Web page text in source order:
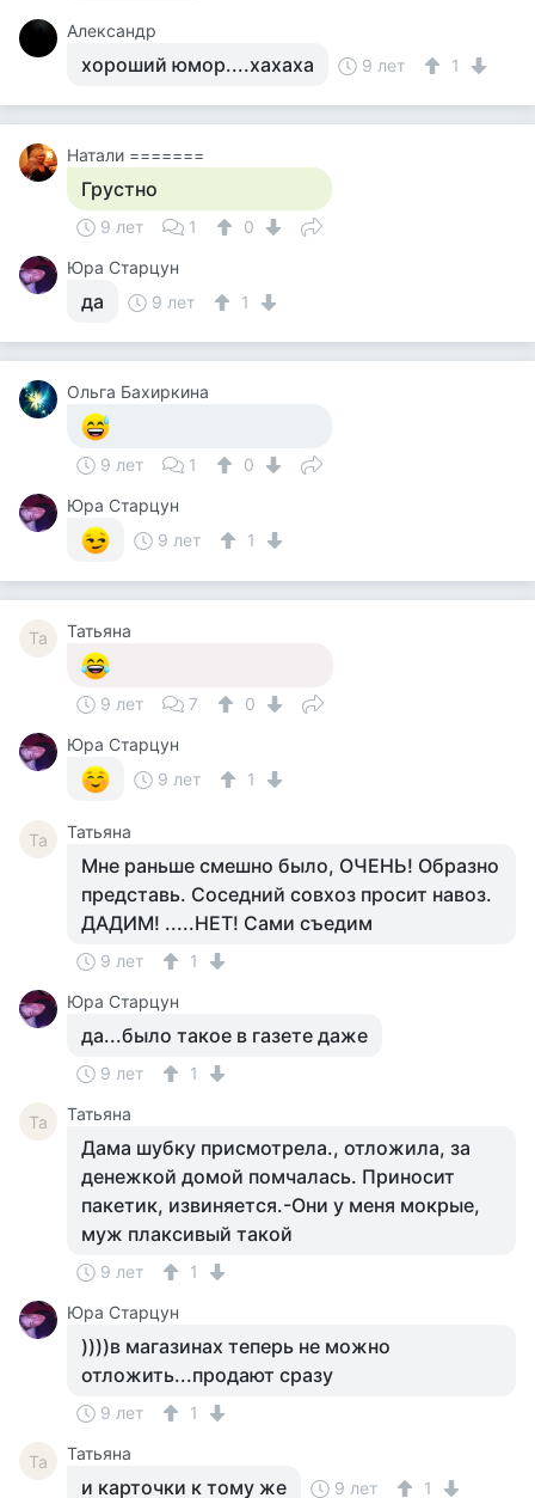
Александр
хороший юмор....хахаха 9 лет 1
Натали =======
Грустно
9 лет 1
0
Юра Старцун
да 9 лет 1
Ольга Бахиркина
9 лет 1
0
Юра Старцун
9 лет
1
Та Татьяна
9 лет 7
0
Юра Старцун
9 лет
1
Та Татьяна
Мне раньше смешно было, ОЧЕНЬ! Образно
представь. Соседний совхоз просит навоз.
ДАДИМ! .....НЕТ! Сами съедим
9 лет
1
Юра Старцун
да...было такое в газете даже
9 лет 1
Та Татьяна
Дама шубку присмотрела., отложила, за
денежкой домой помчалась. Приносит
пакетик, извиняется.-Они у меня мокрые,
муж плаксивый такой
9 лет
1
Юра Старцун
))))в магазинах теперь не можно
отложить...продают сразу
9 лет 1
Та Татьяна
и карточки к тому же 9 лет 1